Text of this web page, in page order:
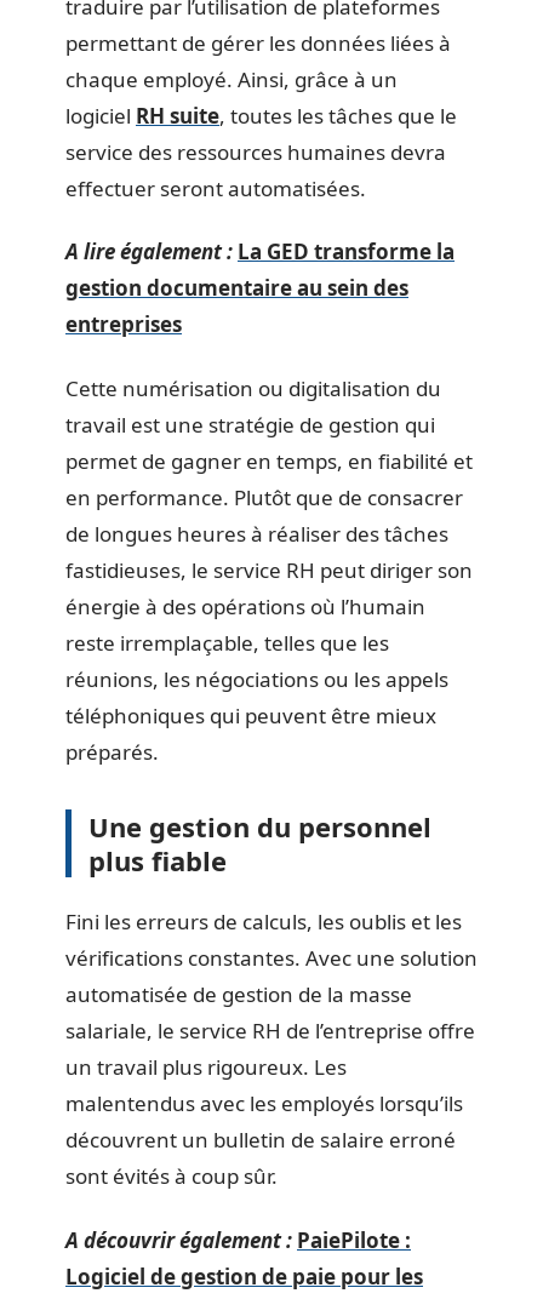
traduire par l’utilisation de plateformes
permettant de gérer les données liées à
chaque employé. Ainsi, grâce à un
logiciel RH suite, toutes les tâches que le
service des ressources humaines devra
effectuer seront automatisées.
A lire également : La GED transforme la
gestion documentaire au sein des
entreprises
Cette numérisation ou digitalisation du
travail est une stratégie de gestion qui
permet de gagner en temps, en fiabilité et
en performance. Plutôt que de consacrer
de longues heures à réaliser des tâches
fastidieuses, le service RH peut diriger son
énergie à des opérations où l’humain
reste irremplaçable, telles que les
réunions, les négociations ou les appels
téléphoniques qui peuvent être mieux
préparés.
Une gestion du personnel
plus fiable
Fini les erreurs de calculs, les oublis et les
vérifications constantes. Avec une solution
automatisée de gestion de la masse
salariale, le service RH de l’entreprise offre
un travail plus rigoureux. Les
malentendus avec les employés lorsqu’ils
découvrent un bulletin de salaire erroné
sont évités à coup sûr.
A découvrir également : PaiePilote :
Logiciel de gestion de paie pour les